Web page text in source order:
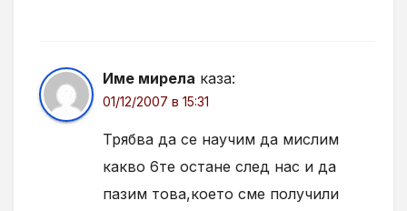
Име мирела каза:
01/12/2007 в 15:31
Трябва да се научим да мислим
какво 6те остане след нас и да
пазим това,което сме получили